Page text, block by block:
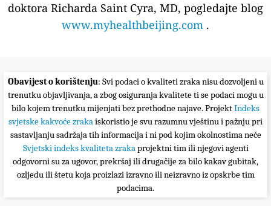
doktora Richarda Saint Cyra, MD, pogledajte blog
www.myhealthbeijing.com .
Obavijest o korištenju: Svi podaci o kvaliteti zraka nisu dozvoljeni u
trenutku objavljivanja, a zbog osiguranja kvalitete ti se podaci mogu u
bilo kojem trenutku mijenjati bez prethodne najave. ProjektIndeks
svjetske kakvoće zrakaiskoristio je svu razumnu vještinu i pažnju pri
sastavljanju sadržaja tih informacija i ni pod kojim okolnostima neće
Svjetski indeks kvaliteta zrakaprojektni tim ili njegovi agenti
odgovorni su za ugovor, prekršaj ili drugačije za bilo kakav gubitak,
ozljedu ili štetu koja proizlazi izravno ili neizravno iz opskrbe tim
podacima.